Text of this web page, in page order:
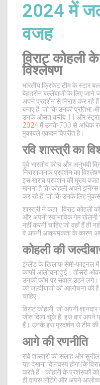
2024 में
वजह
विराट कोहली
विश्लेषण
भारतीय क्रिकेट टीम के स्टार
बेहतरीन बल्लेबाजी के लिए जाने
अपने प्रदर्शन से निराश कर रहे
बनाए हैं, जो कि उनकी प्रतिभा
उनके औसत करीब 11 और
2024में उनके 700 से अधिक
मुकाबले एकदम विपरीत है।
रवि शास्त्री का
पूर्व भारतीय कोच और अनुभवी
निराशाजनक प्रदर्शन का
इस खराब प्रदर्शन की मुख्य
मानना है कि कोहली अपने
कर रहे हैं, जो कि उनके लिए
शास्त्री ने कहा, 'विराट कोहली
और अपनी स्वाभाविक गेम
नहीं करनी चाहिए जो वहाँ हैं
वे अपनी आक्रमकता के कारण
कोहली की
इंग्लैंड के खिलाफ सेमी-फाइनल में
काफी आलोचना हुई। तीसरी ओवर
उनकी फॉर्म पर सवाल उठने लगे।
की जल्दीबाजी की आलोचना
चाहिए।
विराट कोहली, जो अपनी
जीत दिला चुके हैं, इस बार अपने
हैं। उनके इस प्रदर्शन से टीम की
आगे की रणनीति
रवि शास्त्री की सलाह और
यह देखना दिलचस्प होगा कि
करते हैं। कोहली के प्रशंसकों को
ही वापस लौटेंगे और अपने